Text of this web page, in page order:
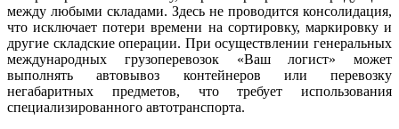
между любыми складами. Здесь не проводится консолидация,
что исключает потери времени на сортировку, маркировку и
другие складские операции. При осуществлении генеральных
международных грузоперевозок «Ваш логист» может
выполнять автовывоз контейнеров или перевозку
негабаритных предметов, что требует использования
специализированного автотранспорта.